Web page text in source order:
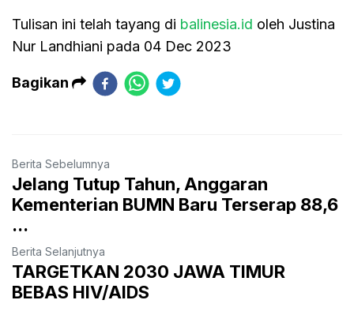
Tulisan ini telah tayang di balinesia.id oleh Justina
Nur Landhiani pada 04 Dec 2023
Bagikan
Berita Sebelumnya
Jelang Tutup Tahun, Anggaran
Kementerian BUMN Baru Terserap 88,6
...
Berita Selanjutnya
TARGETKAN 2030 JAWA TIMUR
BEBAS HIV/AIDS